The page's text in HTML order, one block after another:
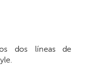
dos líneas de